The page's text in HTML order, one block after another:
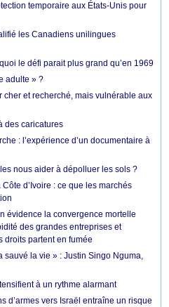
temporaire aux États-Unis pour
les Canadiens unilingues
le défi parait plus grand qu’en 1969
adulte » ?
cher et recherché, mais vulnérable aux
des caricatures
: l’expérience d’un documentaire à
nous aider à dépolluer les sols ?
d’Ivoire : ce que les marchés
évidence la convergence mortelle
des grandes entreprises et
droits partent en fumée
sauvé la vie » : Justin Singo Nguma,
à un rythme alarmant
d’armes vers Israël entraîne un risque